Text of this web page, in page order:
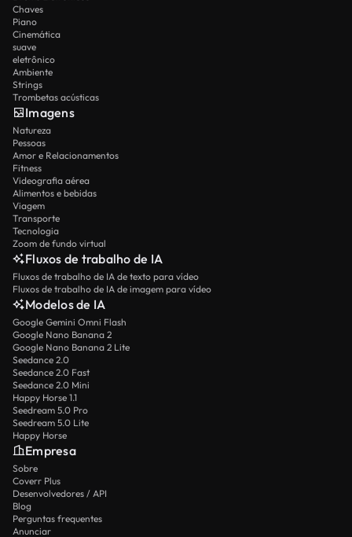
Chaves
Piano
Cinemática
suave
eletrônico
Ambiente
Strings
Trombetas acústicas
Imagens
Natureza
Pessoas
Amor e Relacionamentos
Fitness
Videografia aérea
Alimentos e bebidas
Viagem
Transporte
Tecnologia
Zoom de fundo virtual
Fluxos de trabalho de IA
Fluxos de trabalho de IA de texto para vídeo
Fluxos de trabalho de IA de imagem para vídeo
Modelos de IA
Google Gemini Omni Flash
Google Nano Banana 2
Google Nano Banana 2 Lite
Seedance 2.0
Seedance 2.0 Fast
Seedance 2.0 Mini
Happy Horse 1.1
Seedream 5.0 Pro
Seedream 5.0 Lite
Happy Horse
Empresa
Sobre
Coverr Plus
Desenvolvedores / API
Blog
Perguntas frequentes
Anunciar